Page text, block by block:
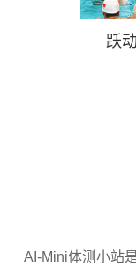
跃
AI-Mini体测小站